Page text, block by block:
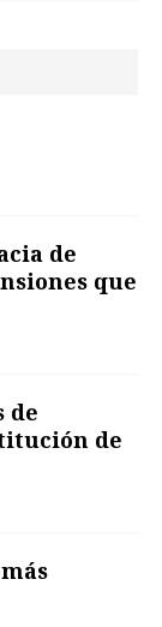
de
que
de
de